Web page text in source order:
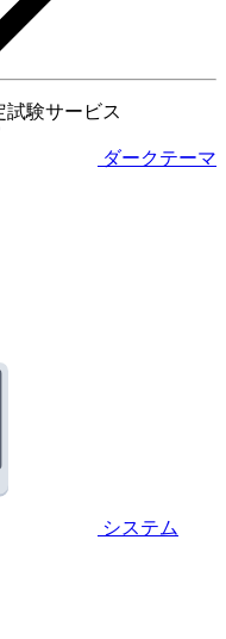
ダークテーマ
システム
験サービス